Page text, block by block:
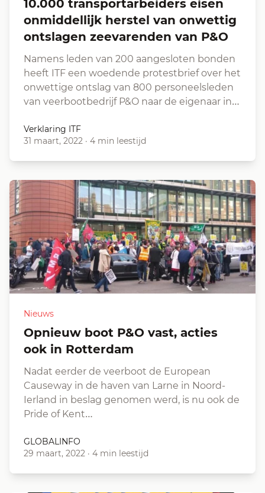
10.000 transportarbeiders eisen
onmiddellijk herstel van onwettig
ontslagen zeevarenden van P&O
Namens leden van 200 aangesloten bonden
heeft ITF een woedende protestbrief over het
onwettige ontslag van 800 personeelsleden
van veerbootbedrijf P&O naar de eigenaar in…
Verklaring ITF
31 maart, 2022 · 4 min leestijd
Nieuws
Opnieuw boot P&O vast, acties
ook in Rotterdam
Nadat eerder de veerboot de European
Causeway in de haven van Larne in Noord-
Ierland in beslag genomen werd, is nu ook de
Pride of Kent…
GLOBALINFO
29 maart, 2022 · 4 min leestijd